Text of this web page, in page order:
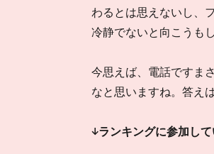
わるとは思えないし、
冷静でないと向こうも
今思えば、電話ですま
なと思いますね。答え
↓ランキングに参加し